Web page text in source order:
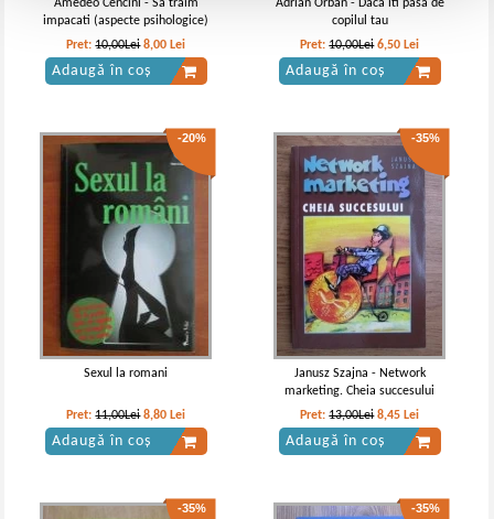
Amedeo Cencini - Sa traim
impacati (aspecte psihologice)
Pret:10,00Lei 8,00 Lei
Adaugă în coș
Adrian Orban - Daca iti pasa de
copilul tau
Pret:10,00Lei 6,50 Lei
Adaugă în coș
-20%
Sexul la romani
Pret:11,00Lei 8,80 Lei
Adaugă în coș
-35%
Janusz Szajna - Network
marketing. Cheia succesului
Pret:13,00Lei 8,45 Lei
Adaugă în coș
-35% -35%